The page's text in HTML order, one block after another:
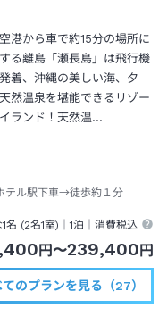
港から車で約15分の場所に
る離島「瀬長島」は飛行機
着、沖縄の美しい海、夕
然温泉を堪能できるリゾー
イランド！天然温…
テル駅下車→徒歩約１分
名 (2名1室)｜1泊 ｜消費税込
円 〜239,400 円
てのプランを見る（27）